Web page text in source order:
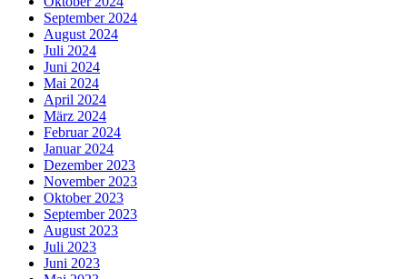
September 2024
August 2024
Juli 2024
Juni 2024
Mai 2024
April 2024
März 2024
Februar 2024
Januar 2024
Dezember 2023
November 2023
Oktober 2023
September 2023
August 2023
Juli 2023
Juni 2023